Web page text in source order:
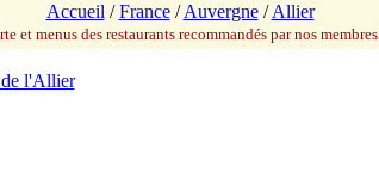
Accueil /France/Auvergne/Allier
et menus des restaurants recommandés par nos membres
de l'Allier